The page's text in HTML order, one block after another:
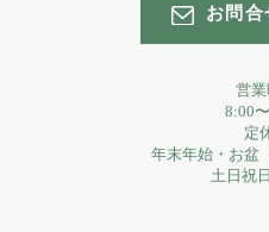
お問合
営業
8:00
定
年末年始・お盆
土日祝